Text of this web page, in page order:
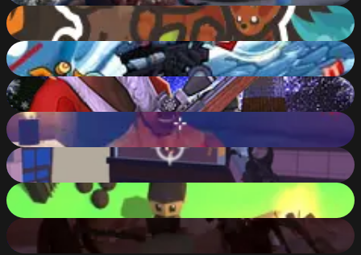
Taming.io
90%
Car Eats Car: Winter Adventure
82%
Winter Clash 3D
86%
Zombie Areas
84
Death Copter
67 %
Mini Survival
85
Slenderman Must Die: Survivors
84%